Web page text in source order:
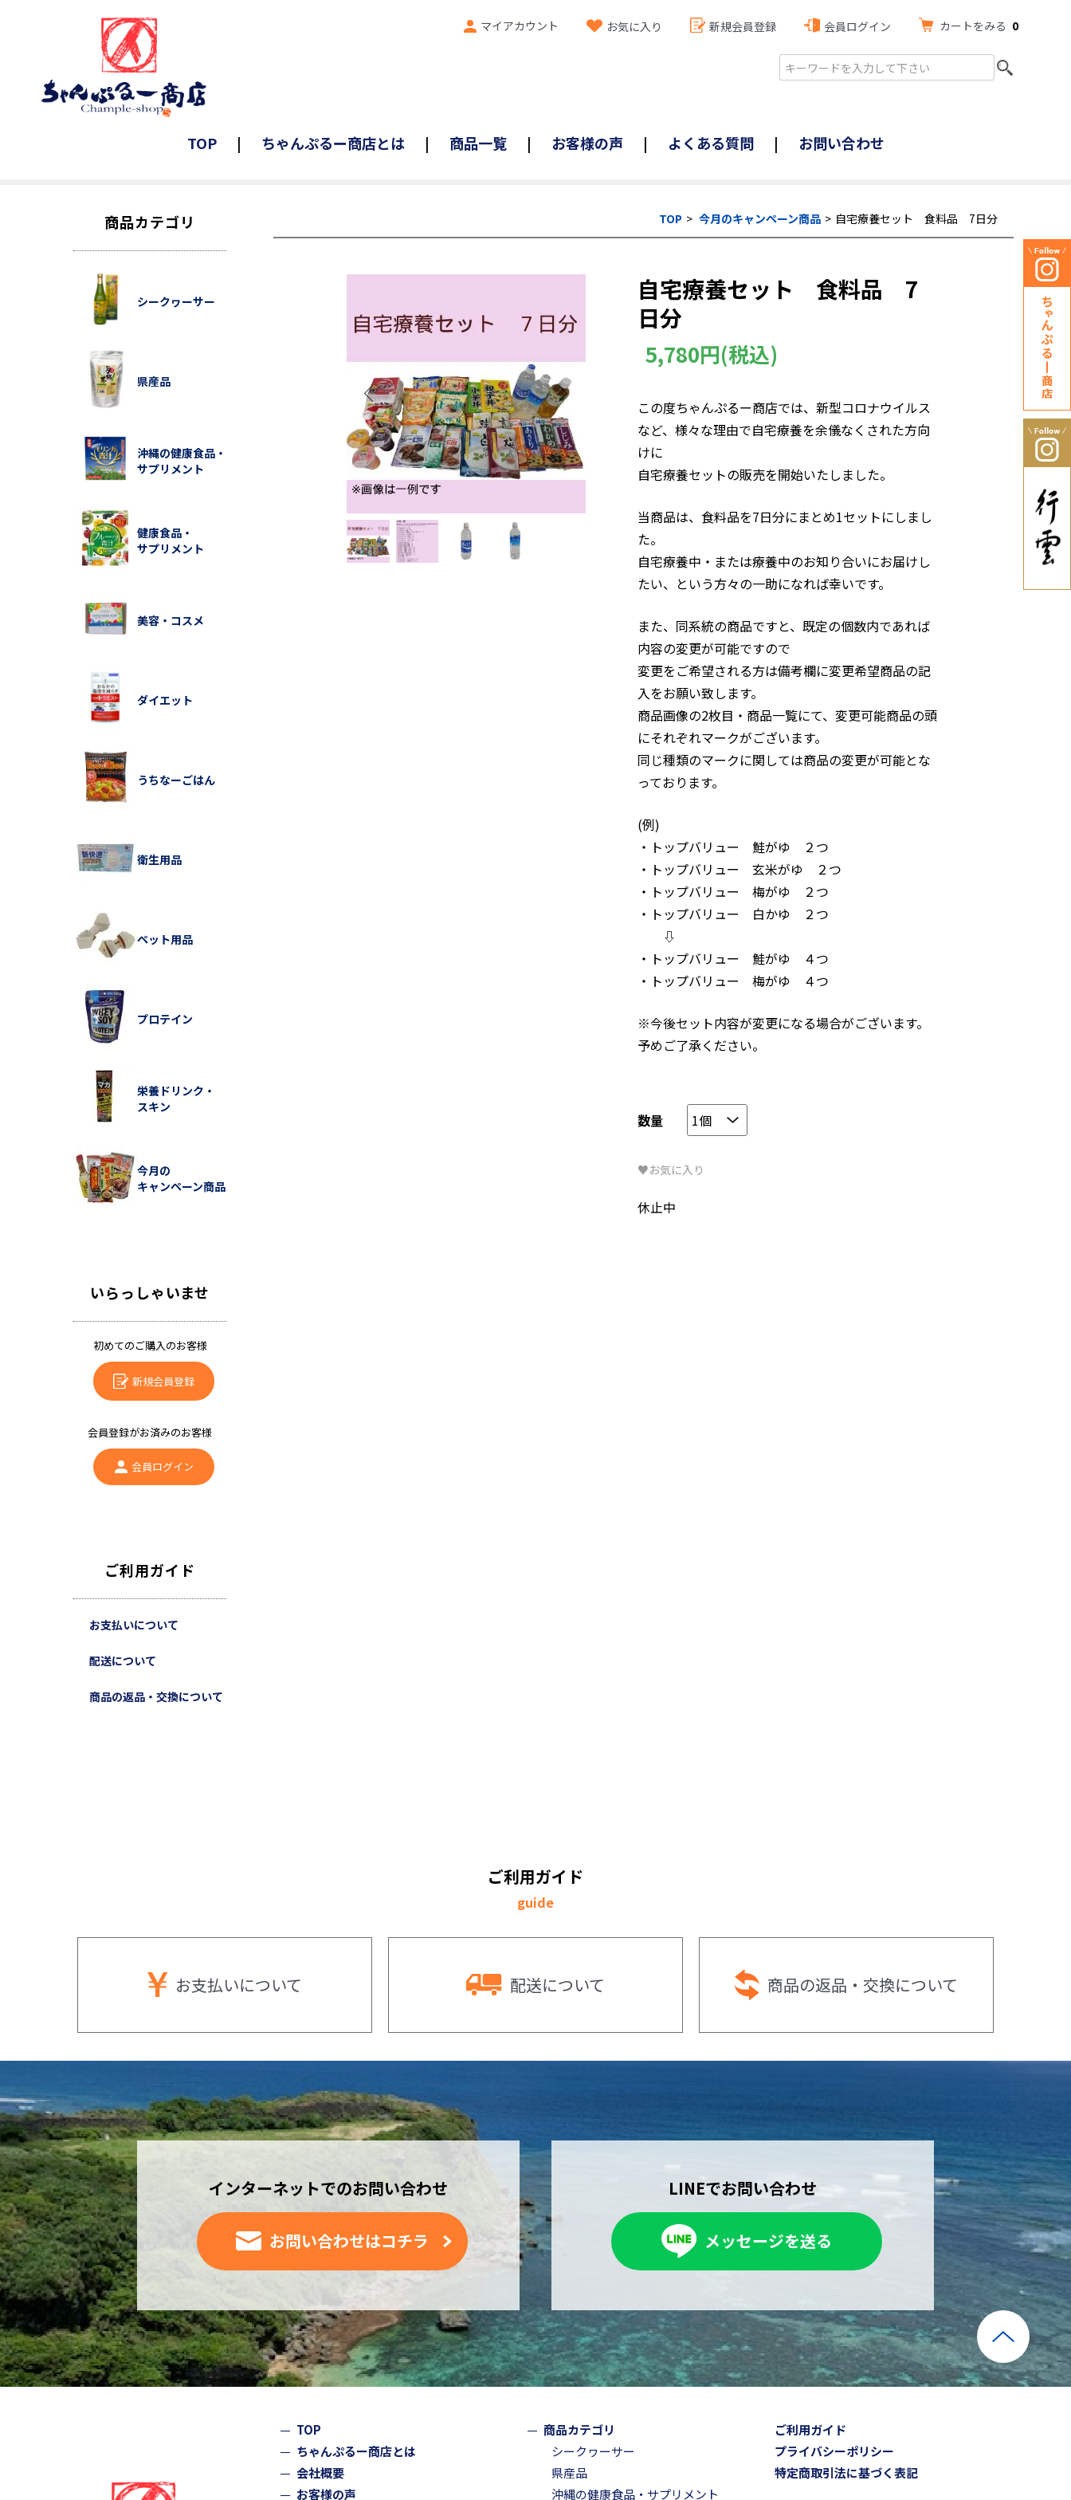
マイアカウント お気に入り 新規会員登録 会員ログイン カートをみる 0
TOP ちゃんぷるー商店とは 商品一覧 お客様の声 よくある質問 お問い合わせ
TOP 今月のキャンペーン商品 自宅療養セット 食料品 7日分
自宅療養セット 食料品 7
日分
5,780円(税込)
この度ちゃんぷるー商店では、新型コロナウイルス
など、様々な理由で自宅療養を余儀なくされた方向
けに
自宅療養セットの販売を開始いたしました。
当商品は、食料品を7日分にまとめ1セットにしまし
た。
自宅療養中・または療養中のお知り合いにお届けし
たい、という方々の一助になれば幸いです。
また、同系統の商品ですと、既定の個数内であれば
内容の変更が可能ですので
変更をご希望される方は備考欄に変更希望商品の記
入をお願い致します。
商品画像の2枚目・商品一覧にて、変更可能商品の頭
にそれぞれマークがございます。
同じ種類のマークに関しては商品の変更が可能とな
っております。
(例)
・トップバリュー 鮭がゆ ２つ
・トップバリュー 玄米がゆ ２つ
・トップバリュー 梅がゆ ２つ
・トップバリュー 白かゆ ２つ
⇩
・トップバリュー 鮭がゆ ４つ
・トップバリュー 梅がゆ ４つ
※今後セット内容が変更になる場合がございます。
予めご了承ください。
数量
♥お気に入り
休止中
商品カテゴリ
シークヮーサー
県産品
沖縄の健康食品・
サプリメント
健康食品・
サプリメント
美容・コスメ
ダイエット
うちなーごはん
衛生用品
ペット用品
プロテイン
栄養ドリンク・
スキン
今月の
キャンペーン商品
いらっしゃいませ
初めてのご購入のお客様
新規会員登録
会員登録がお済みのお客様
会員ログイン
ご利用ガイド
お支払いについて
配送について
商品の返品・交換について
ご利用ガイド
guide
お支払いについて 配送について 商品の返品・ 交換について
インターネットでのお問い合わせ
お問い合わせはコチラ
LINEでお問い合わせ
メッセージを送る
TOP
ちゃんぷるー商店とは
会社概要
お客様の声
商品カテゴリ
シークヮーサー
県産品
沖縄の健康食品・サプリメント
ご利用ガイド
プライバシーポリシー
特定商取引法に基づく表記